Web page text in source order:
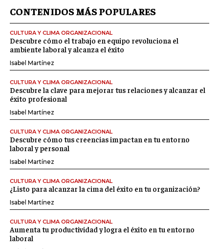
CONTENIDOS MÁS POPULARES
CULTURA Y CLIMA ORGANIZACIONAL
Descubre cómo el trabajo en equipo revoluciona el
ambiente laboral y alcanza el éxito
Isabel Martínez
CULTURA Y CLIMA ORGANIZACIONAL
Descubre la clave para mejorar tus relaciones y alcanzar el
éxito profesional
Isabel Martínez
CULTURA Y CLIMA ORGANIZACIONAL
Descubre cómo tus creencias impactan en tu entorno
laboral y personal
Isabel Martínez
CULTURA Y CLIMA ORGANIZACIONAL
¿Listo para alcanzar la cima del éxito en tu organización?
Isabel Martínez
CULTURA Y CLIMA ORGANIZACIONAL
Aumenta tu productividad y logra el éxito en tu entorno
laboral